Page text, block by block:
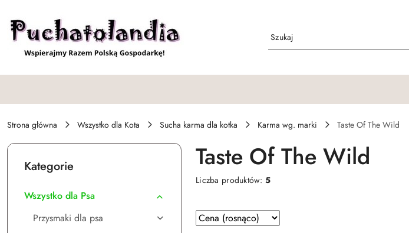
Strona główna Wszystko dla Kota Sucha karma dla kotka Karma wg. marki Taste Of The Wild
Kategorie
Wszystko dla Psa
Przysmaki dla psa
Taste Of The Wild
Liczba produktów:5
Zastosowano
Sortuj
według